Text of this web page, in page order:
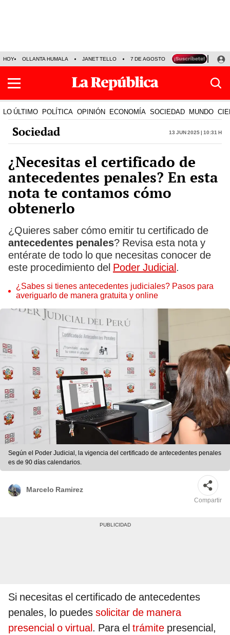
HOY OLLANTA HUMALA JANET TELLO 7 DE AGOSTO TINKA RESULTADOS
LO ÚLTIMO POLÍTICA OPINIÓN ECONOMÍA SOCIEDAD MUNDO
Sociedad 13 Jun 2025 | 10:31 h
¿Necesitas el certificado de
antecedentes penales? En esta
nota te contamos cómo
obtenerlo
¿Quieres saber cómo emitir tu certificado de
antecedentes penales? Revisa esta nota y
entérate de todo lo que necesitas conocer de
este procedimiento del Poder Judicial.
¿Sabes si tienes antecedentes judiciales? Pasos para
averiguarlo de manera gratuita y online
Según el Poder Judicial, la vigencia del certificado de antecedentes penales
es de 90 días calendarios.
Marcelo Ramirez
Compartir
Si necesitas el certificado de antecedentes
penales, lo puedes solicitar de manera
presencial o virtual. Para el trámite presencial,